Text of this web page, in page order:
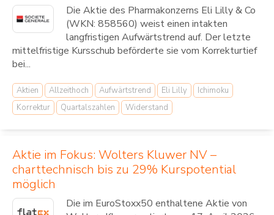
Die Aktie des Pharmakonzerns Eli Lilly & Co
(WKN: 858560) weist einen intakten
langfristigen Aufwärtstrend auf. Der letzte
mittelfristige Kursschub beförderte sie vom Korrekturtief
bei...
Aktien Allzeithoch Aufwärtstrend Eli Lilly
Ichimoku
Korrektur
Quartalszahlen Widerstand
Aktie im Fokus: Wolters Kluwer NV –
charttechnisch bis zu 29% Kurspotential
möglich
Die im EuroStoxx50 enthaltene Aktie von